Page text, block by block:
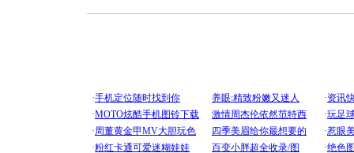
[圣诞节]
你太多